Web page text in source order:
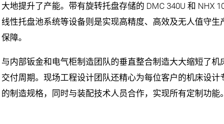
大地提升了产能。带有旋转托盘存储的 DMC 340U 和 NHX
线性托盘池系统等设备则是实现高精度、高效及无人值守生
保障。
与内部钣金和电气柜制造团队的垂直整合制造大大缩短了机
交付周期。现场工程设计团队还精心为每位客户的机床设计
的制造规格，同时与装配技术人员合作，实现所有定制功能。